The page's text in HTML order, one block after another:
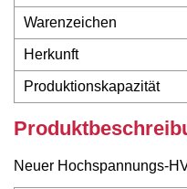
Warenzeichen
Herkunft
Produktionskapazität
Neuer Hochspannungs-